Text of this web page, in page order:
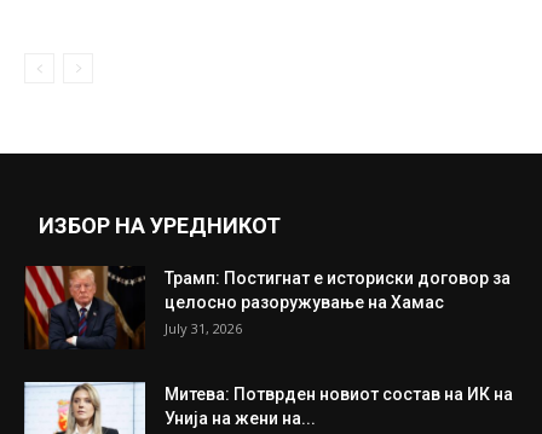
ИЗБОР НА УРЕДНИКОТ
Трамп: Постигнат е историски договор за
целосно разоружување на Хамас
July 31, 2026
Митева: Потврден новиот состав на ИК на
Унија на жени на...